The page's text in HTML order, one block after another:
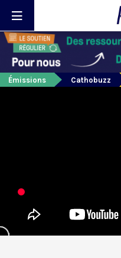
Émissions Cathobuzz